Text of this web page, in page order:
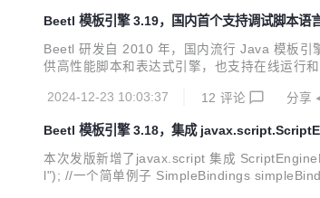
Beetl 模板引擎 3.19，国内首个支持调试脚本语
Beetl 研发自 2010 年，国内流行 Java 模板引
供高性能脚本和表达式引擎，也支持在线运行
2024-12-23 10:03:37
12 评论 分享
Beetl 模板引擎 3.18，集成
本次发版新增了javax.script 集成